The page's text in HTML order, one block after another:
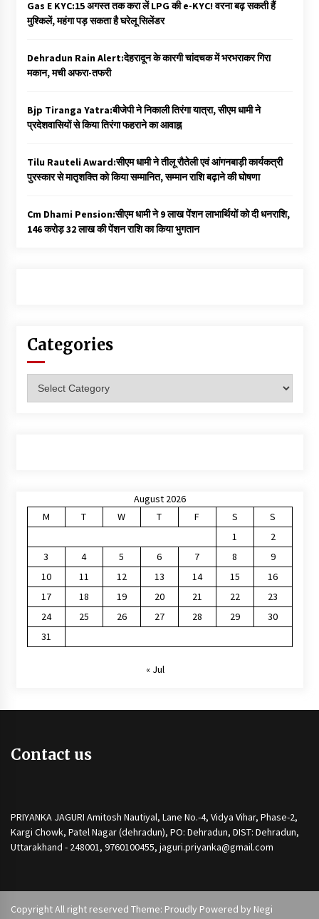
Gas E KYC:15 अगस्त तक करा लें LPG की e-KYC! वरना बढ़ सकती हैं
मुश्किलें, महंगा पड़ सकता है घरेलू सिलेंडर
Dehradun Rain Alert:देहरादून के कारगी चांदचक में भरभराकर गिरा
मकान, मची अफरा-तफरी
Bjp Tiranga Yatra:बीजेपी ने निकाली तिरंगा यात्रा, सीएम धामी ने
प्रदेशवासियों से किया तिरंगा फहराने का आवाह्न
Tilu Rauteli Award:सीएम धामी ने तीलू रौतेली एवं आंगनबाड़ी कार्यकत्री
पुरस्कार से मातृशक्ति को किया सम्मानित, सम्मान राशि बढ़ाने की घोषणा
Cm Dhami Pension:सीएम धामी ने 9 लाख पेंशन लाभार्थियों को दी धनराशि, ₹
146 करोड़ 32 लाख की पेंशन राशि का किया भुगतान
Categories
August 2026
M
T W T F S
S
1
2
3
4 5 6 7 8
9
10
11 12 13 14 15
16
17
18 19 20 21 22
23
24
25 26 27 28 29
30
31
« Jul
Contact us
PRIYANKA JAGURI Amitosh Nautiyal, Lane No.-4, Vidya Vihar, Phase-2,
Kargi Chowk, Patel Nagar (dehradun), PO: Dehradun, DIST: Dehradun,
Uttarakhand - 248001, 9760100455, jaguri.priyanka@gmail.com
Copyright All right reserved Theme: Proudly Powered by Negi